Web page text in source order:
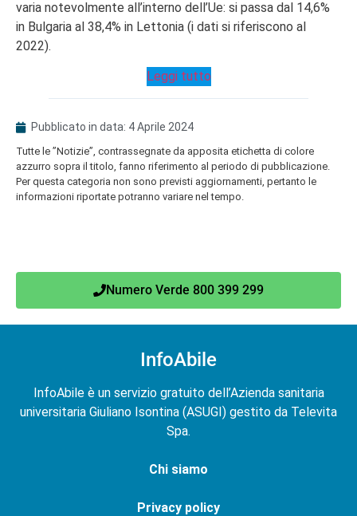
varia notevolmente all’interno dell’Ue: si passa dal 14,6%
in Bulgaria al 38,4% in Lettonia (i dati si riferiscono al
2022).
Leggi tutto
Pubblicato in data: 4 Aprile 2024
Tutte le ”Notizie”, contrassegnate da apposita etichetta di colore
azzurro sopra il titolo, fanno riferimento al periodo di pubblicazione.
Per questa categoria non sono previsti aggiornamenti, pertanto le
informazioni riportate potranno variare nel tempo.
Numero Verde 800 399 299
InfoAbile
InfoAbile è un servizio gratuito dell’Azienda sanitaria
universitaria Giuliano Isontina (ASUGI) gestito da Televita
Spa.
Chi siamo
Privacy policy